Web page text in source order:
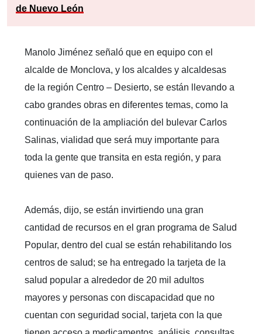
de Nuevo León
Manolo Jiménez señaló que en equipo con el
alcalde de Monclova, y los alcaldes y alcaldesas
de la región Centro – Desierto, se están llevando a
cabo grandes obras en diferentes temas, como la
continuación de la ampliación del bulevar Carlos
Salinas, vialidad que será muy importante para
toda la gente que transita en esta región, y para
quienes van de paso.
Además, dijo, se están invirtiendo una gran
cantidad de recursos en el gran programa de Salud
Popular, dentro del cual se están rehabilitando los
centros de salud; se ha entregado la tarjeta de la
salud popular a alrededor de 20 mil adultos
mayores y personas con discapacidad que no
cuentan con seguridad social, tarjeta con la que